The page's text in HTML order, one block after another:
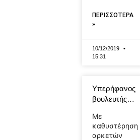
ΠΕΡΙΣΣΟΤΕΡΑ
»
10/12/2019
15:31
Υπερήφανος
βουλευτής…
Με
καθυστέρηση
αρκετών